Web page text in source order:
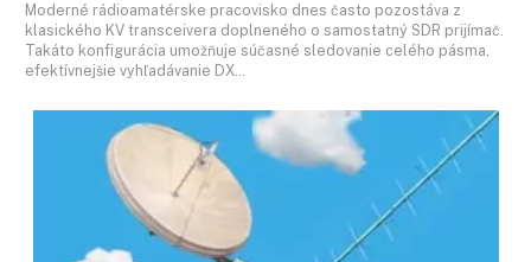
Moderné rádioamatérske pracovisko dnes často pozostáva z
klasického KV transceivera doplneného o samostatný SDR prijímač.
Takáto konfigurácia umožňuje súčasné sledovanie celého pásma,
efektívnejšie vyhľadávanie DX…